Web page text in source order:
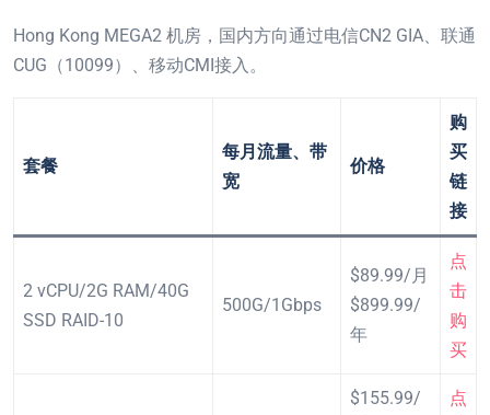
Hong Kong MEGA2 机房，国内方向通过电信CN2 GIA、联通
CUG（10099）、移动CMI接入。
套餐
每月流量、带
宽
价格
购
买
链
接
2 vCPU/2G RAM/40G
SSD RAID-10
500G/1Gbps
$89.99/月
$899.99/
年
点
击
购
买
$155.99/
点